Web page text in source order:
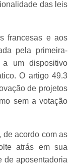
das leis
francesas e aos
pela primeira-
a um dispositivo
O artigo 49.3
de projetos
sem a votação
de acordo com as
atrás em sua
de aposentadoria